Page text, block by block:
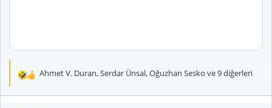
T
Ahmet V. Duran,Serdar Ünsal,Oğuzhan Sesko ve 9 diğerleri